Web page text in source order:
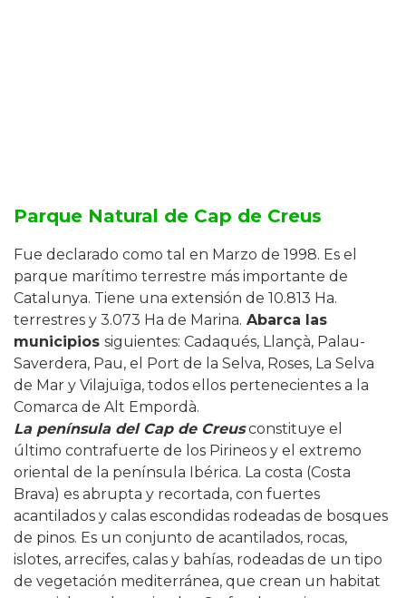
Parque Natural de Cap de Creus
Fue declarado como tal en Marzo de 1998. Es el
parque marítimo terrestre más importante de
Catalunya. Tiene una extensión de 10.813 Ha.
terrestres y 3.073 Ha de Marina. Abarca las
municipios siguientes: Cadaqués, Llançà, Palau-
Saverdera, Pau, el Port de la Selva, Roses, La Selva
de Mar y Vilajuïga, todos ellos pertenecientes a la
Comarca de Alt Empordà.
La península del Cap de Creusconstituye el
último contrafuerte de los Pirineos y el extremo
oriental de la península Ibérica. La costa (Costa
Brava) es abrupta y recortada, con fuertes
acantilados y calas escondidas rodeadas de bosques
de pinos. Es un conjunto de acantilados, rocas,
islotes, arrecifes, calas y bahías, rodeadas de un tipo
de vegetación mediterránea, que crean un habitat